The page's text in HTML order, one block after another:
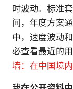
时波动。标准
间，年度方案
中，速度波动
必查看最近的
墙：在中国境